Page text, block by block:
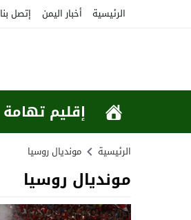
الرئيسية أخبار اليمن إتصل بنا
إقليم تهامة
الرئيسية مونديال روسيا
مونديال روسيا